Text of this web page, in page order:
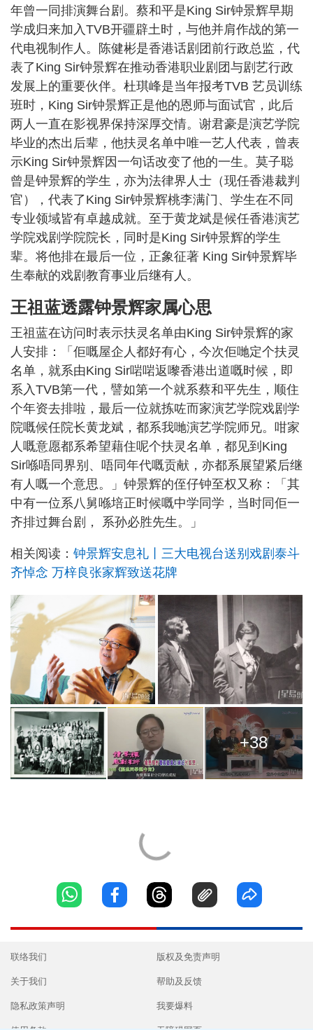
年曾一同排演舞台剧。蔡和平是King Sir钟景辉早期
学成归来加入TVB开疆辟土时，与他并肩作战的第一
代电视制作人。陈健彬是香港话剧团前行政总监，代
表了King Sir钟景辉在推动香港职业剧团与剧艺行政
发展上的重要伙伴。杜琪峰是当年报考TVB 艺员训练
班时，King Sir钟景辉正是他的恩师与面试官，此后
两人一直在影视界保持深厚交情。谢君豪是演艺学院
毕业的杰出后辈，他扶灵名单中唯一艺人代表，曾表
示King Sir钟景辉因一句话改变了他的一生。莫子聪
曾是钟景辉的学生，亦为法律界人士（现任香港裁判
官），代表了King Sir钟景辉桃李满门、学生在不同
专业领域皆有卓越成就。至于黄龙斌是候任香港演艺
学院戏剧学院院长，同时是King Sir钟景辉的学生
辈。将他排在最后一位，正象征著 King Sir钟景辉毕
生奉献的戏剧教育事业后继有人。
王祖蓝透露钟景辉家属心思
王祖蓝在访问时表示扶灵名单由King Sir钟景辉的家
人安排：「佢嘅屋企人都好有心，今次佢哋定个扶灵
名单，就系由King Sir啱啱返嚟香港出道嘅时候，即
系入TVB第一代，譬如第一个就系蔡和平先生，顺住
个年资去排啦，最后一位就拣咗而家演艺学院戏剧学
院嘅候任院长黄龙斌，都系我哋演艺学院师兄。咁家
人嘅意愿都系希望藉住呢个扶灵名单，都见到King
Sir喺唔同界别、唔同年代嘅贡献，亦都系展望紧后继
有人嘅一个意思。」钟景辉的侄仔钟至权又称：「其
中有一位系八舅喺培正时候嘅中学同学，当时同佢一
齐排过舞台剧， 系孙必胜先生。」
相关阅读： 钟景辉安息礼丨三大电视台送别戏剧泰斗
齐悼念 万梓良张家辉致送花牌
+38
联络我们
关于我们
隐私政策声明
版权及免责声明
帮助及反馈
我要爆料